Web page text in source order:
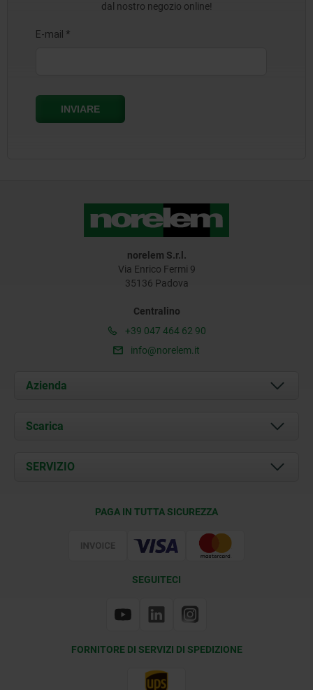
dal nostro negozio online!
norelem S.r.l.
Via Enrico Fermi 9
35136 Padova
Centralino
+39 047 464 62 90
info@norelem.it
Azienda
Chi siamo
Contatti
Scarica
Documents
SERVIZIO
PAGA IN TUTTA SICUREZZA
SEGUITECI
FORNITORE DI SERVIZI DI SPEDIZIONE